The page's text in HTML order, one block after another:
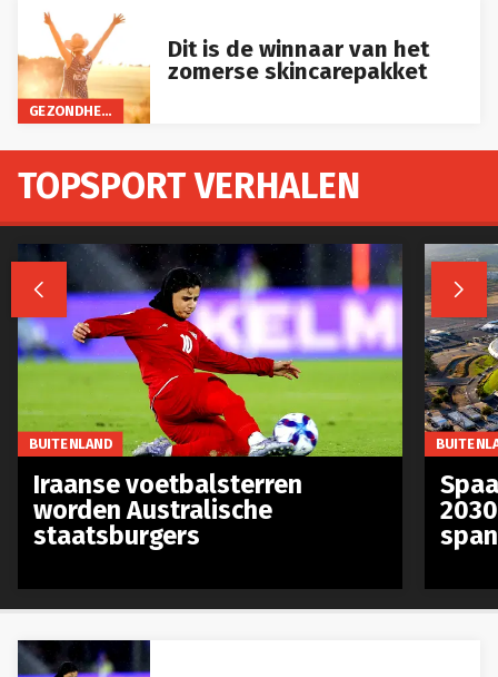
GEZONDHEID
Dit is de winnaar van het
zomerse skincarepakket
TOPSPORT VERHALEN
 
BUITENLAND
Iraanse voetbalsterren
worden Australische
staatsburgers